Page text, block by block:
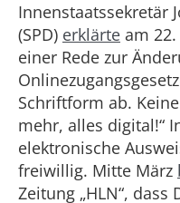
Innenstaatssekretär
(SPD) erklärte am
einer Rede zur
Schriftform ab.
mehr, alles digital!“
elektronische
freiwillig. Mitte März
Zeitung „HLN“,